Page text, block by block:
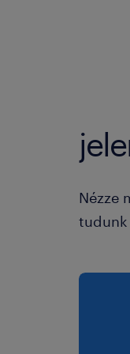
Nézze
tudunk